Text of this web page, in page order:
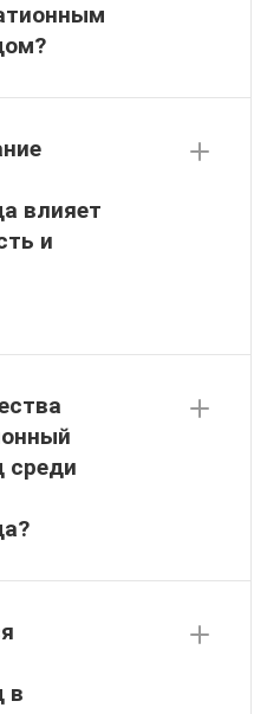
влияет
и
среди
в